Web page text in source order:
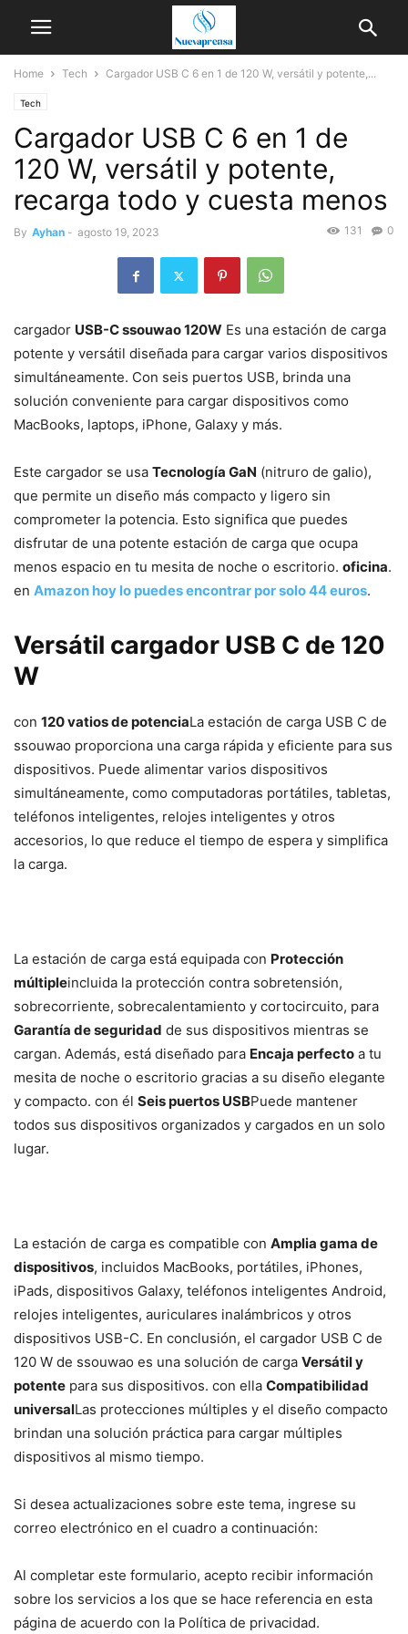
Home Tech Cargador USB C 6 en 1 de 120 W, versátil y potente,...
Tech
Cargador USB C 6 en 1 de
120 W, versátil y potente,
recarga todo y cuesta menos
By Ayhan - agosto 19, 2023 0
131
cargador USB-C ssouwao 120W Es una estación de carga
potente y versátil diseñada para cargar varios dispositivos
simultáneamente. Con seis puertos USB, brinda una
solución conveniente para cargar dispositivos como
MacBooks, laptops, iPhone, Galaxy y más.
Este cargador se usa Tecnología GaN (nitruro de galio),
que permite un diseño más compacto y ligero sin
comprometer la potencia. Esto significa que puedes
disfrutar de una potente estación de carga que ocupa
menos espacio en tu mesita de noche o escritorio. oficina.
en Amazon hoy lo puedes encontrar por solo 44 euros.
Versátil cargador USB C de 120
W
con 120 vatios de potenciaLa estación de carga USB C de
ssouwao proporciona una carga rápida y eficiente para sus
dispositivos. Puede alimentar varios dispositivos
simultáneamente, como computadoras portátiles, tabletas,
teléfonos inteligentes, relojes inteligentes y otros
accesorios, lo que reduce el tiempo de espera y simplifica
la carga.
La estación de carga está equipada con Protección
múltipleincluida la protección contra sobretensión,
sobrecorriente, sobrecalentamiento y cortocircuito, para
Garantía de seguridad de sus dispositivos mientras se
cargan. Además, está diseñado para Encaja perfecto a tu
mesita de noche o escritorio gracias a su diseño elegante
y compacto. con él Seis puertos USBPuede mantener
todos sus dispositivos organizados y cargados en un solo
lugar.
La estación de carga es compatible con Amplia gama de
dispositivos, incluidos MacBooks, portátiles, iPhones,
iPads, dispositivos Galaxy, teléfonos inteligentes Android,
relojes inteligentes, auriculares inalámbricos y otros
dispositivos USB-C. En conclusión, el cargador USB C de
120 W de ssouwao es una solución de carga Versátil y
potente para sus dispositivos. con ella Compatibilidad
universalLas protecciones múltiples y el diseño compacto
brindan una solución práctica para cargar múltiples
dispositivos al mismo tiempo.
Si desea actualizaciones sobre este tema, ingrese su
correo electrónico en el cuadro a continuación:
Al completar este formulario, acepto recibir información
sobre los servicios a los que se hace referencia en esta
página de acuerdo con la Política de privacidad.